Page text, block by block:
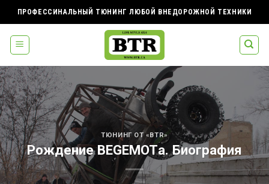
to
content
ПРОФЕССИНАЛЬНЫЙ ТЮНИНГ ЛЮБОЙ ВНЕДОРОЖНОЙ ТЕХНИКИ
ТЮНИНГ ОТ «BTR»
Рождение BEGEMOTа. Биография